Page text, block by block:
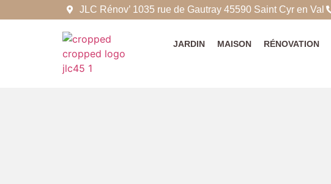
JLC Rénov’ 1035 rue de Gautray 45590 Saint Cyr en Val
JARDIN MAISON RÉNOVATION